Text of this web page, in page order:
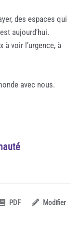
des espaces qui
aujourd’hui.
voir l’urgence, à
avec nous.
PDF Modifier